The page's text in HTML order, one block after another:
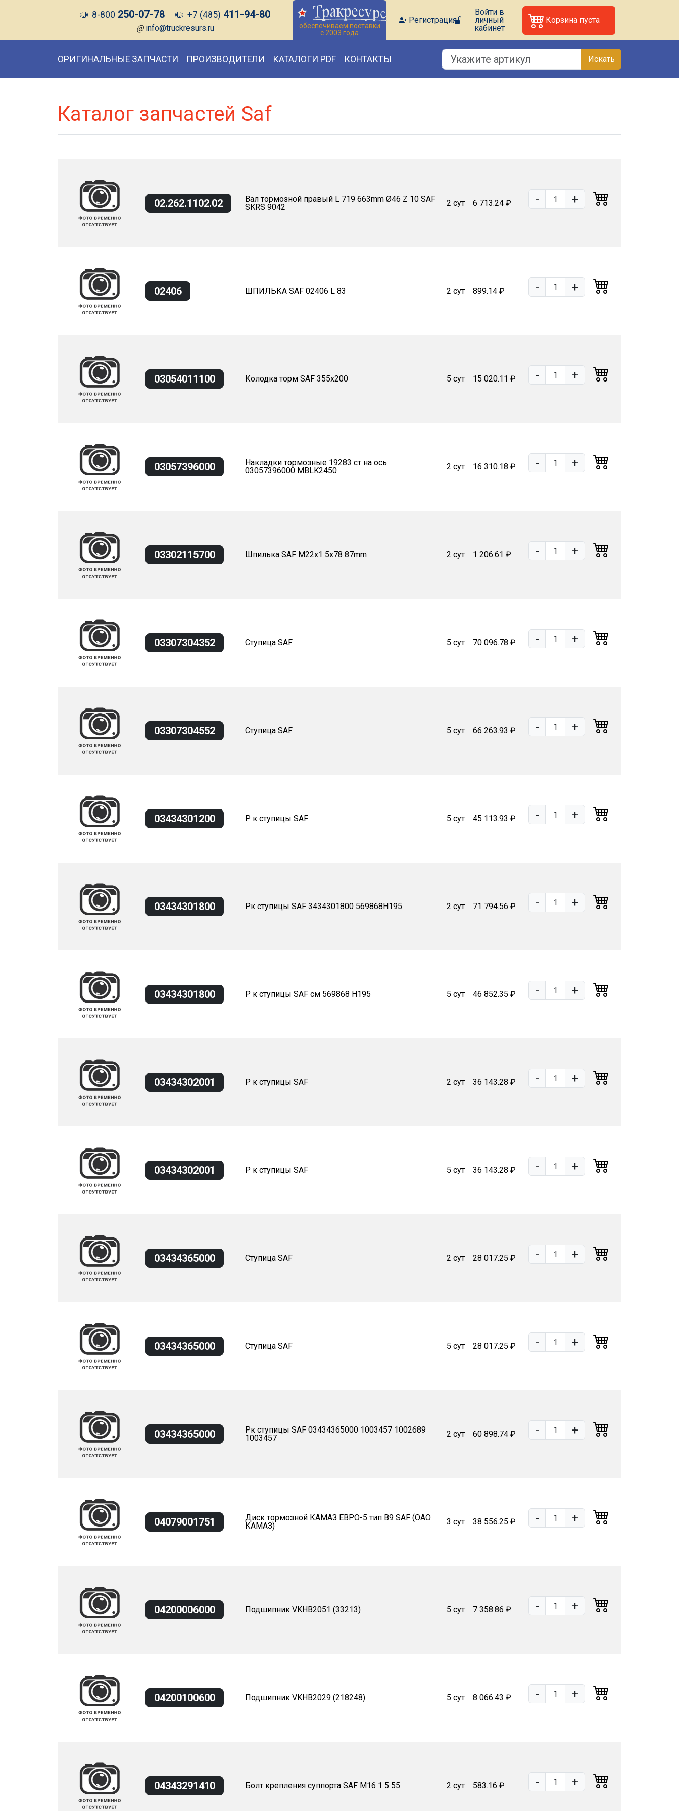
8-800 250-07-78 +7 (485) 411-94-80
@ info@truckresurs.ru
обеспечиваем поставки
с 2003 года
Регистрация
Войти в
личный
кабинет
Корзина пуста
ОРИГИНАЛЬНЫЕ ЗАПЧАСТИ ПРОИЗВОДИТЕЛИ КАТАЛОГИ PDF КОНТАКТЫ Искать
Каталог запчастей Saf
02.262.1102.02
Вал тормозной правый L 719 663mm Ø46 Z 10 SAF
SKRS 9042
2 сут 6 713.24 ₽ - +
02406 ШПИЛЬКА SAF 02406 L 83 2 сут 899.14 ₽ - +
03054011100 Колодка торм SAF 355х200 5 сут 15 020.11 ₽ - +
03057396000
Накладки тормозные 19283 ст на ось
03057396000 MBLK2450
2 сут 16 310.18 ₽ - +
03302115700 Шпилька SAF M22x1 5x78 87mm 2 сут 1 206.61 ₽ - +
03307304352 Ступица SAF 5 сут 70 096.78 ₽ - +
03307304552 Ступица SAF 5 сут 66 263.93 ₽ - +
03434301200 Р к ступицы SAF 5 сут 45 113.93 ₽ - +
03434301800 Рк ступицы SAF 3434301800 569868H195 2 сут 71 794.56 ₽ - +
03434301800 Р к ступицы SAF см 569868 H195 5 сут 46 852.35 ₽ - +
03434302001 Р к ступицы SAF 2 сут 36 143.28 ₽ - +
03434302001 Р к ступицы SAF 5 сут 36 143.28 ₽ - +
03434365000 Ступица SAF 2 сут 28 017.25 ₽ - +
03434365000 Ступица SAF 5 сут 28 017.25 ₽ - +
03434365000
Рк ступицы SAF 03434365000 1003457 1002689
1003457
2 сут 60 898.74 ₽ - +
04079001751
Диск тормозной КАМАЗ ЕВРО-5 тип В9 SAF (ОАО
КАМАЗ)
3 сут 38 556.25 ₽ - +
04200006000 Подшипник VKHB2051 (33213) 5 сут 7 358.86 ₽ - +
04200100600 Подшипник VKHB2029 (218248) 5 сут 8 066.43 ₽ - +
04343291410 Болт крепления суппорта SAF М16 1 5 55 2 сут 583.16 ₽ - +